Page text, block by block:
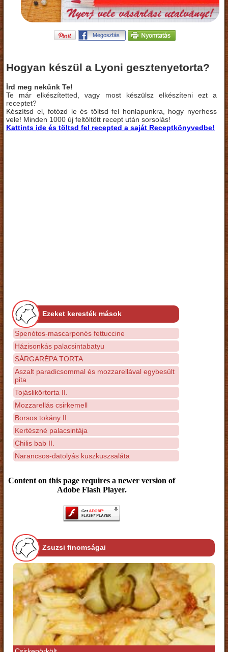
Hogyan készül a Lyoni gesztenyetorta?
Írd meg nekünk Te!
Te már elkészítetted, vagy most készülsz elkészíteni ezt a
receptet?
Készítsd el, fotózd le és töltsd fel honlapunkra, hogy nyerhess
vele! Minden 1000 új feltöltött recept után sorsolás!
Kattints ide és töltsd fel recepted a saját Receptkönyvedbe!
Ezeket keresték mások
Spenótos-mascarponés fettuccine
Házisonkás palacsintabatyu
SÁRGARÉPA TORTA
Aszalt paradicsommal és mozzarellával egybesült
pita
Tojáslikőrtorta II.
Mozzarellás csirkemell
Borsos tokány II.
Kertészné palacsintája
Chilis bab II.
Narancsos-datolyás kuszkuszsaláta
Content on this page requires a newer version of
Adobe Flash Player.
Zsuzsi finomságai